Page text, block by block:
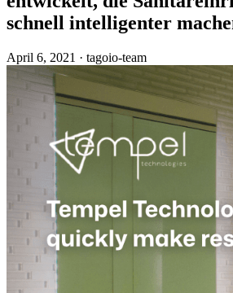
schnell intelligenter
April 6, 2021 · tagoio-team